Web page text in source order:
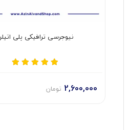
بشکه ترافیکی پلی اتیلن
2,200,000 تومان